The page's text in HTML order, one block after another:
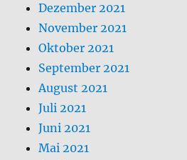
Dezember 2021
November 2021
Oktober 2021
September 2021
August 2021
Juli 2021
Juni 2021
Mai 2021